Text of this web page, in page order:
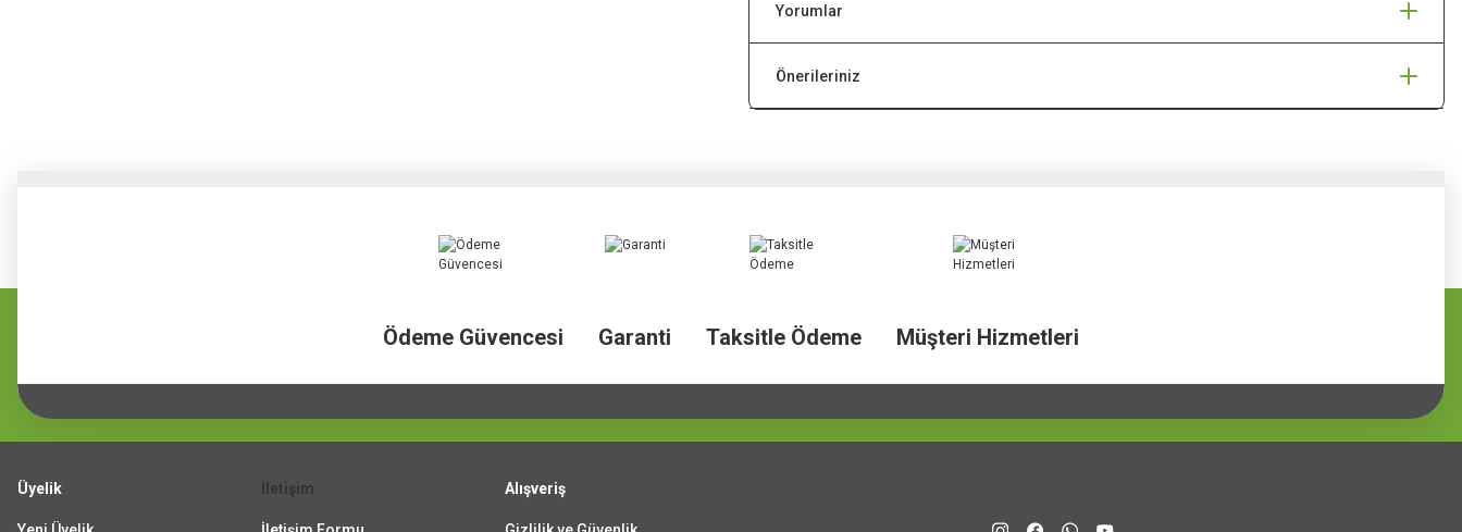
Yorumlar
Önerileriniz
Ödeme Güvencesi Garanti Taksitle Ödeme Müşteri Hizmetleri
Üyelik İletişim Alışveriş